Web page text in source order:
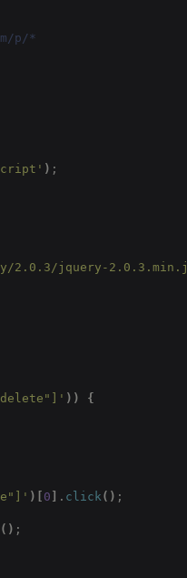
p/*
) ;
2.0.3/jquery-
)) {
)[ 0 . click() ;
() ;